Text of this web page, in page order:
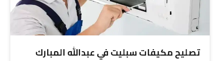
تصليح مكيفات سبليت في عبدالله المبارك